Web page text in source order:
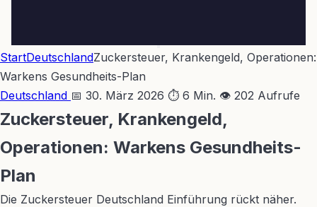
StartDeutschlandZuckersteuer, Krankengeld, Operationen:
Warkens Gesundheits-Plan
Deutschland 📅 30. März 2026 ⏱ 6 Min. 👁 202 Aufrufe
Zuckersteuer, Krankengeld,
Operationen: Warkens Gesundheits-
Plan
Die Zuckersteuer Deutschland Einführung rückt näher.